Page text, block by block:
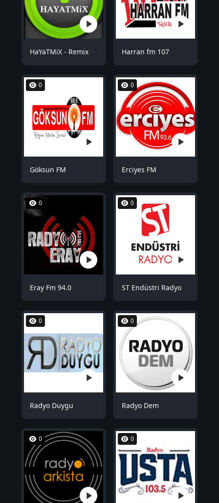
HaYaTMiX - Remix Harran fm 107
0
Göksun FM
0
Erciyes FM
0
Eray Fm 94.0
0
ST Endüstri Radyo
0
Radyo Duygu
0
Radyo Dem
0 0